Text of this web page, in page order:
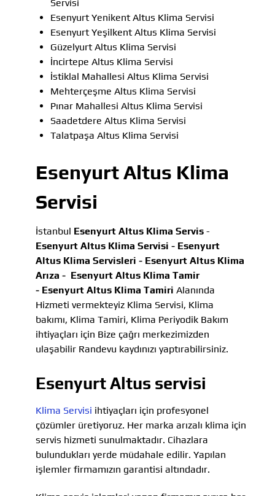
Servisi
Esenyurt Yenikent Altus Klima Servisi
Esenyurt Yeşilkent Altus Klima Servisi
Güzelyurt Altus Klima Servisi
İncirtepe Altus Klima Servisi
İstiklal Mahallesi Altus Klima Servisi
Mehterçeşme Altus Klima Servisi
Pınar Mahallesi Altus Klima Servisi
Saadetdere Altus Klima Servisi
Talatpaşa Altus Klima Servisi
Esenyurt Altus Klima
Servisi
İstanbul Esenyurt Altus Klima Servis -
Esenyurt Altus Klima Servisi - Esenyurt
Altus Klima Servisleri - Esenyurt Altus Klima
Arıza - Esenyurt Altus Klima Tamir
- Esenyurt Altus Klima Tamiri Alanında
Hizmeti vermekteyiz Klima Servisi, Klima
bakımı, Klima Tamiri, Klima Periyodik Bakım
ihtiyaçları için Bize çağrı merkezimizden
ulaşabilir Randevu kaydınızı yaptırabilirsiniz.
Esenyurt Altus servisi
Klima Servisi ihtiyaçları için profesyonel
çözümler üretiyoruz. Her marka arızalı klima için
servis hizmeti sunulmaktadır. Cihazlara
bulundukları yerde müdahale edilir. Yapılan
işlemler firmamızın garantisi altındadır.